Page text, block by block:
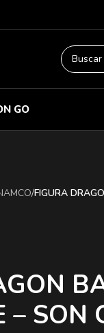
GO
/FIGURA
– SON